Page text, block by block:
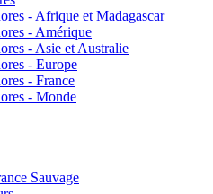
- Afrique et Madagascar
- Amérique
- Asie et Australie
- Europe
- France
- Monde
Sauvage